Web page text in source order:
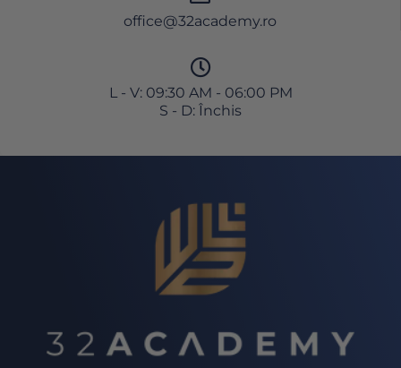
office@32academy.ro
L - V: 09:30 AM - 06:00 PM
S - D: Închis